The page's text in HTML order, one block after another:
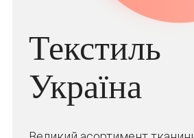
Текстиль
Україна